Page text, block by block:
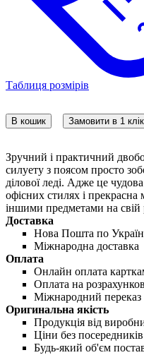
Таблиця розмірів
В кошик Замовити в 1 клік
Зручний і практичний
силуету з поясом просто
ділової леді. Адже це
офісних стилях і
іншими предметами на свій
Доставка
Нова Пошта по
Міжнародна доставка
Оплата
Онлайн оплата
Оплата на
Міжнародний переказ
Оригинальна якість
Продукція від
Ціни без посередників
Будь-який об'єм